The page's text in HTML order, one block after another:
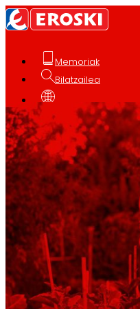
Memoriak
Bilatzailea
Euskara
Nor garen